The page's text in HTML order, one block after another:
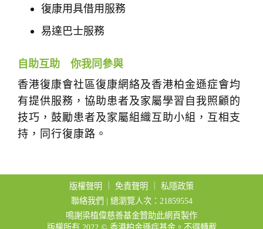
復康用具借用服務
易達巴士服務
自助互助 你我同參與
香港復康會社區復康網絡及香港柏金遜症會均
有提供服務，協助患者及家屬學習自我照顧的
技巧，鼓勵患者及家屬組織互助小組，互相支
持，同行復康路。
版權聲明 免責聲明
私隱政策
聯絡我們 | 總瀏覽人次：21859554
鳴謝梁植偉慈善基金贊助此網頁製作
版權所有 2022 © 香港柏金遜症基金。不得轉載